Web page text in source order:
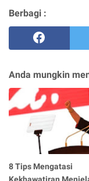
Berbagi :
Anda mungkin
8 Tips Mengatasi